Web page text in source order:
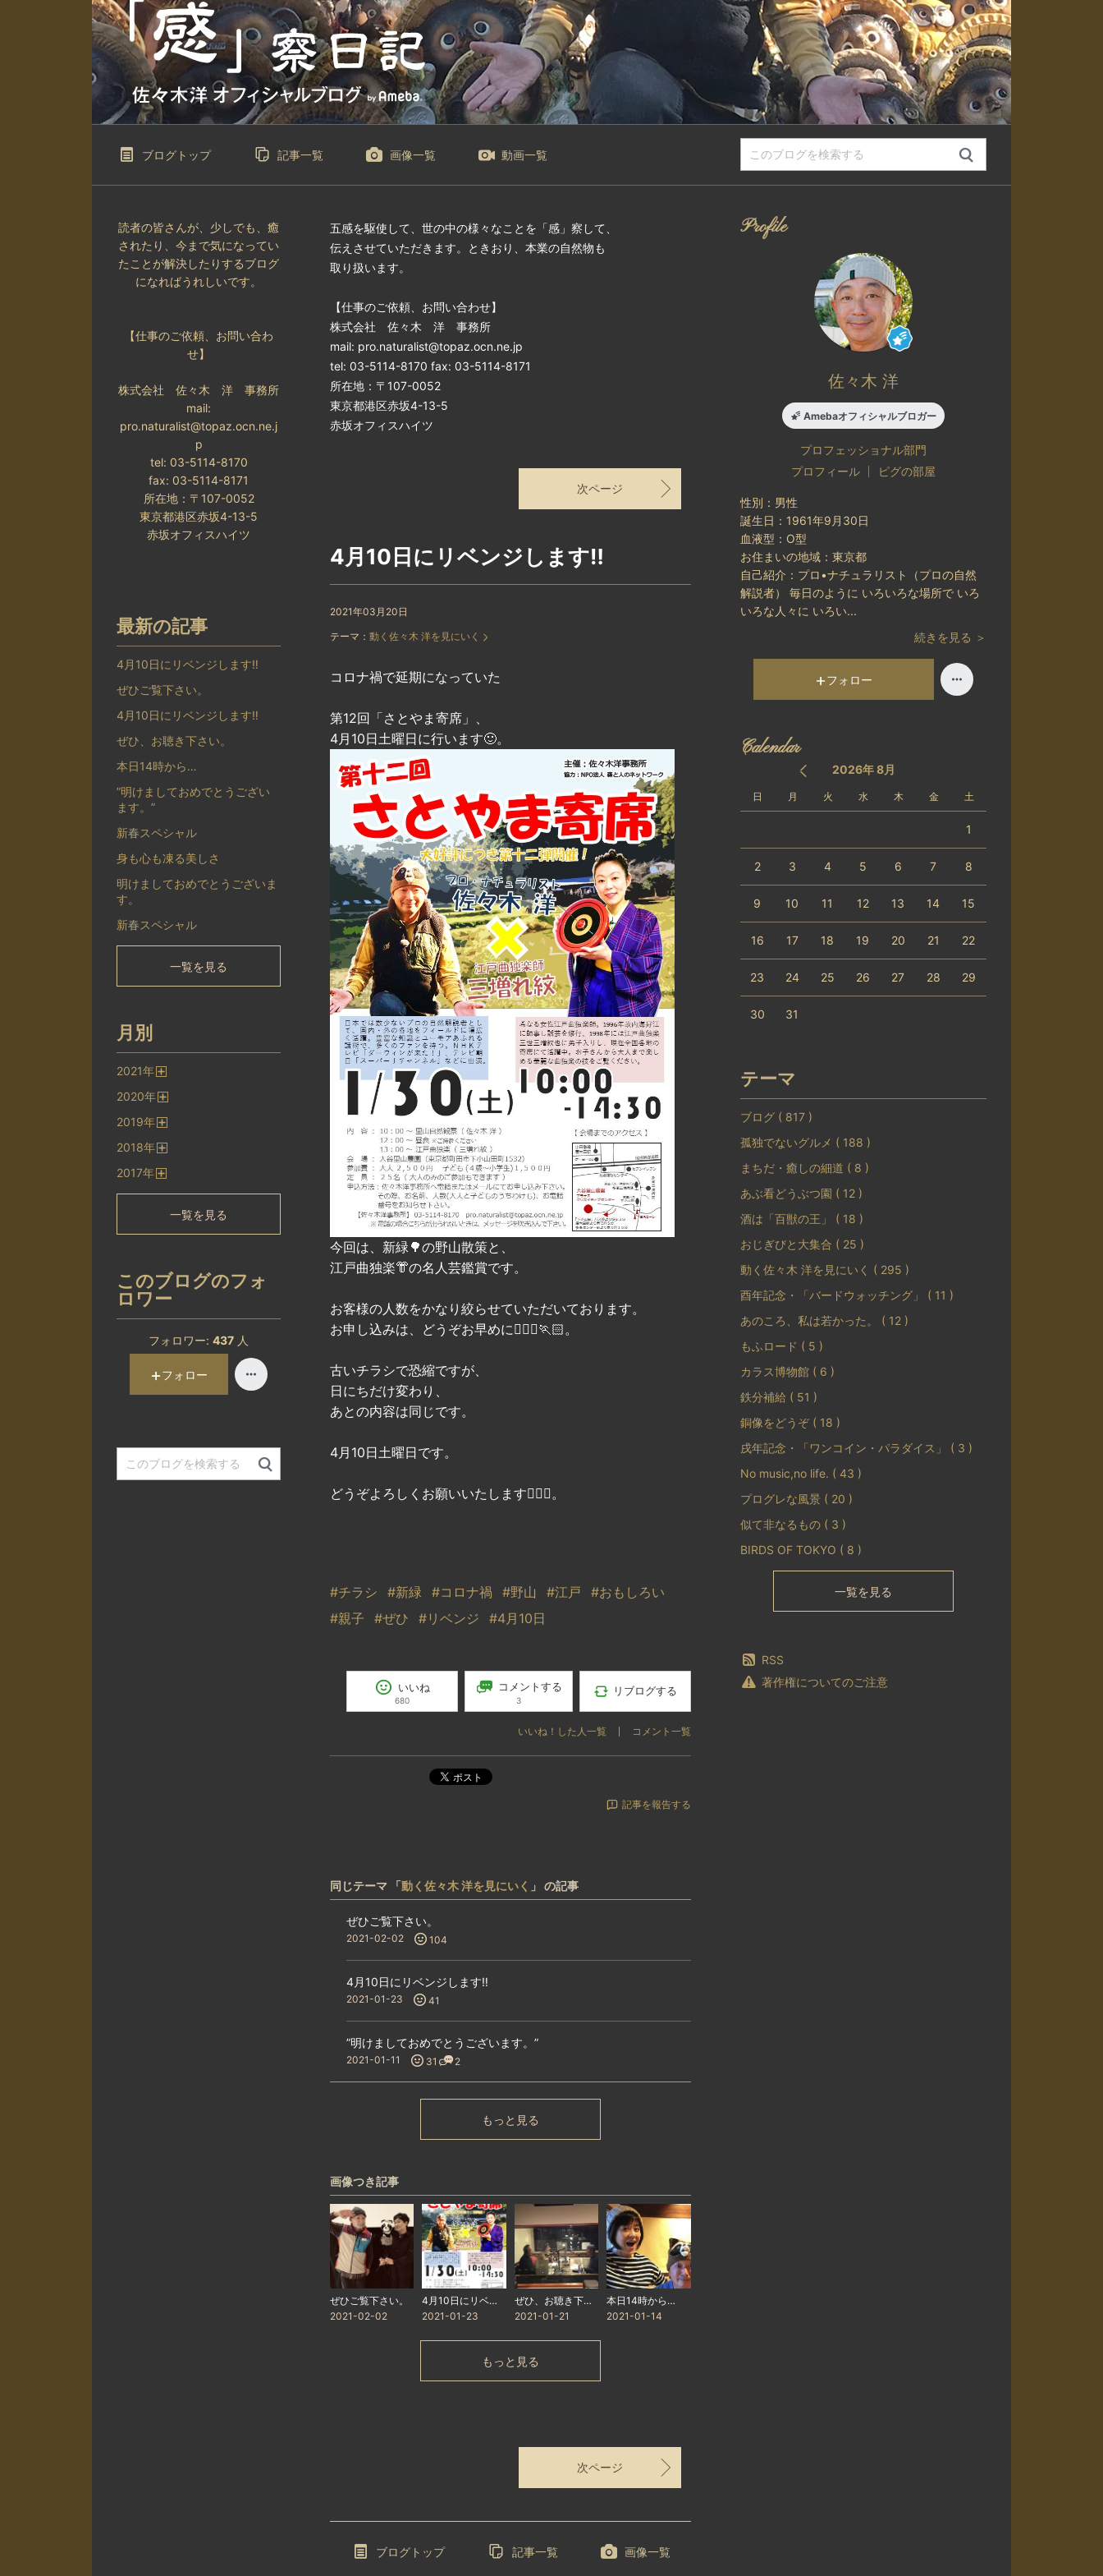
ブログトップ 記事一覧 画像一覧 動画一覧
五感を駆使して、世の中の様々なことを「感」察して、
伝えさせていただきます。ときおり、本業の自然物も
取り扱います。
【仕事のご依頼、お問い合わせ】
株式会社 佐々木 洋 事務所
mail: pro.naturalist@topaz.ocn.ne.jp
tel: 03-5114-8170 fax: 03-5114-8171
所在地：〒107-0052
東京都港区赤坂4-13-5
赤坂オフィスハイツ
次ページ
4月10日にリベンジします‼︎
2021年03月20日
テーマ： 動く佐々木 洋を見にいく
コロナ禍で延期になっていた
第12回「さとやま寄席」、
4月10日土曜日に行います🙂。
今回は、新緑🌳の野山散策と、
江戸曲独楽👘の名人芸鑑賞です。
お客様の人数をかなり絞らせていただいております。
お申し込みは、どうぞお早めに🏃🏻‍♀️🏃🏻。
古いチラシで恐縮ですが、
日にちだけ変わり、
あとの内容は同じです。
4月10日土曜日です。
どうぞよろしくお願いいたします🙇🏻‍♂️。
#チラシ #新緑 #コロナ禍 #野山 #江戸
#おもしろい
#親子
#ぜひ #リベンジ #4月10日
いいね
680
コメントする
3
リブログする
いいね！した人一覧 コメント一覧
ポスト
記事を報告する
同じテーマ 「動く佐々木 洋を見にいく 」 の記事
ぜひご覧下さい。
2021-02-02 104
4月10日にリベンジします‼︎
2021-01-23 41
”明けましておめでとうございます。”
2021-01-11 31 2
もっと見る
画像つき記事
ぜひご覧下さい。
2021-02-02
4月10日にリベンジします‼︎
2021-01-23
ぜひ、お聴き下さい。
2021-01-21
本日14時から…
2021-01-14
もっと見る
次ページ
ブログトップ 記事一覧 画像一覧
Profile
佐々木 洋
Amebaオフィシャルブロガー
プロフェッショナル部門
プロフィール
ピグの部屋
性別： 男性
誕生日： 1961年9月30日
血液型： O型
お住まいの地域： 東京都
自己紹介： プロ•ナチュラリスト（プロの自然
解説者） 毎日のように いろいろな場所で いろ
いろな人々に いろい...
続きを見る ＞
フォロー
Calendar
2026年 8月
日 月 火 水 木 金 土
1
2 3 4 5 6 7 8
9 10 11 12 13 14 15
16 17 18 19 20 21 22
23 24 25 26 27 28 29
30 31
テーマ
ブログ ( 817 )
孤独でないグルメ ( 188 )
まちだ・癒しの細道 ( 8 )
あぶ看どうぶつ園 ( 12 )
酒は「百獣の王」 ( 18 )
おじぎびと大集合 ( 25 )
動く佐々木 洋を見にいく ( 295 )
酉年記念・「バードウォッチング」 ( 11 )
あのころ、私は若かった。 ( 12 )
もふロード ( 5 )
カラス博物館 ( 6 )
鉄分補給 ( 51 )
銅像をどうぞ ( 18 )
戌年記念・「ワンコイン・パラダイス」 ( 3 )
No music,no life. ( 43 )
プログレな風景 ( 20 )
似て非なるもの ( 3 )
BIRDS OF TOKYO ( 8 )
一覧を見る
RSS
著作権についてのご注意
読者の皆さんが、少しでも、癒
されたり、今まで気になってい
たことが解決したりするブログ
になればうれしいです。
【仕事のご依頼、お問い合わ
せ】
株式会社 佐々木 洋 事務所
mail:
pro.naturalist@topaz.ocn.ne.j
p
tel: 03-5114-8170
fax: 03-5114-8171
所在地：〒107-0052
東京都港区赤坂4-13-5
赤坂オフィスハイツ
最新の記事
4月10日にリベンジします‼︎
ぜひご覧下さい。
4月10日にリベンジします‼︎
ぜひ、お聴き下さい。
本日14時から…
”明けましておめでとうござい
ます。”
新春スペシャル
身も心も凍る美しさ
明けましておめでとうございま
す。
新春スペシャル
一覧を見る
月別
2021年
2020年
2019年
2018年
2017年
一覧を見る
このブログのフォ
ロワー
フォロワー: 437 人
フォロー